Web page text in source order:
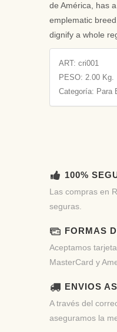
de América, has
emplematic
dignify a whole
ART: cri001
PESO: 2.00 Kg.
Categoría: Para
100%
Las compras en
seguras.
FORMAS
Aceptamos
MasterCard y
ENVIOS
A través del
aseguramos la